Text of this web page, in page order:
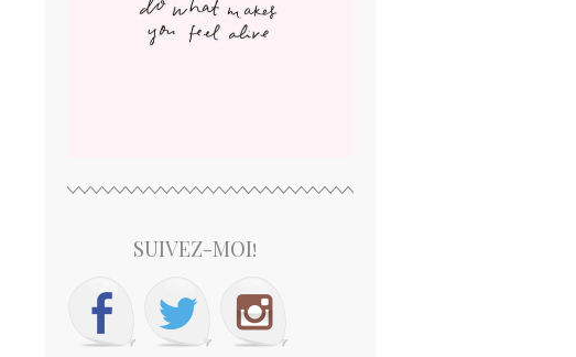
SUIVEZ-MOI!